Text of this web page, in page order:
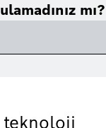
mı?
teknoloji